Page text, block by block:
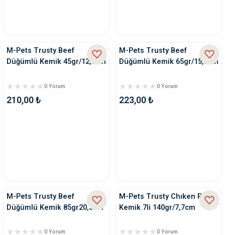
Kemikleri
Seyahat Ürünleri
M-Pets Trusty Beef
Düğümlü Kemik 45gr/12,7cm
0 Yorum
210,00 ₺
M-Pets Trusty Beef
Düğümlü Kemik 65gr/15,3cm
0 Yorum
223,00 ₺
M-Pets Trusty Beef
Düğümlü Kemik 85gr20,3cm
0 Yorum
M-Pets Trusty Chıken Press
Kemik 7li 140gr/7,7cm
0 Yorum